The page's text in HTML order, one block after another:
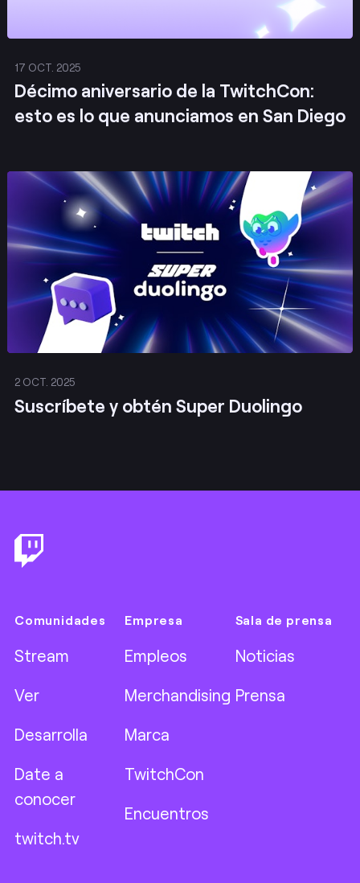
17 OCT. 2025
Décimo aniversario de la TwitchCon:
esto es lo que anunciamos en San Diego
2 OCT. 2025
Suscríbete y obtén Super Duolingo
Publicar
Comunidades
Stream
Ver
Desarrolla
Date a
conocer
twitch.tv
Empresa
Empleos
Merchandising
Marca
TwitchCon
Encuentros
Sala de prensa
Noticias
Prensa